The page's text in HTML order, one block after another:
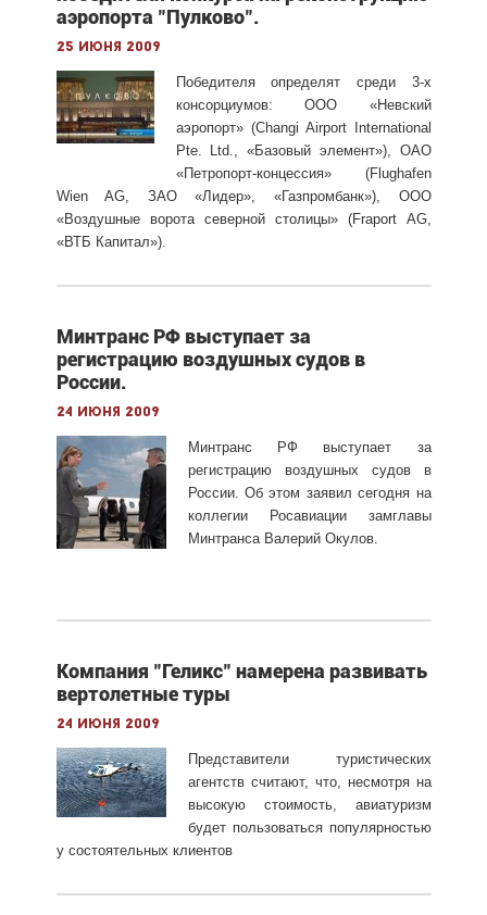
аэропорта "Пулково".
25 июня 2009
Победителя определят среди 3-х
консорциумов: ООО «Невский
аэропорт» (Changi Airport International
Pte. Ltd., «Базовый элемент»), ОАО
«Петропорт-концессия» (Flughafen
Wien AG, ЗАО «Лидер», «Газпромбанк»), ООО
«Воздушные ворота северной столицы» (Fraport AG,
«ВТБ Капитал»).
Минтранс РФ выступает за
регистрацию воздушных судов в
России.
24 июня 2009
Минтранс РФ выступает за
регистрацию воздушных судов в
России. Об этом заявил сегодня на
коллегии Росавиации замглавы
Минтранса Валерий Окулов.
Компания "Геликс" намерена развивать
вертолетные туры
24 июня 2009
Представители туристических
агентств считают, что, несмотря на
высокую стоимость, авиатуризм
будет пользоваться популярностью
у состоятельных клиентов